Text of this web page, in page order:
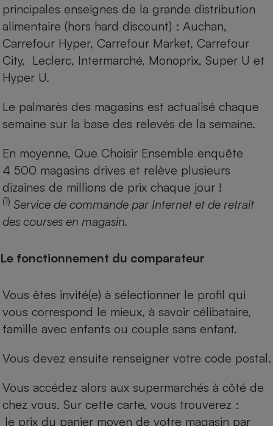
principales enseignes de la grande distribution
alimentaire (hors hard discount) : Auchan,
Carrefour Hyper, Carrefour Market, Carrefour
City, Leclerc, Intermarché, Monoprix, Super U et
Hyper U.
Le palmarès des magasins est actualisé chaque
semaine sur la base des relevés de la semaine.
En moyenne, Que Choisir Ensemble enquête
4 500 magasins drives et relève plusieurs
dizaines de millions de prix chaque jour !
(1) Service de commande par Internet et de retrait
des courses en magasin.
Le fonctionnement du comparateur
Vous êtes invité(e) à sélectionner le profil qui
vous correspond le mieux, à savoir célibataire,
famille avec enfants ou couple sans enfant.
Vous devez ensuite renseigner votre code postal.
Vous accédez alors aux supermarchés à côté de
chez vous. Sur cette carte, vous trouverez :
le prix du panier moyen de votre magasin par